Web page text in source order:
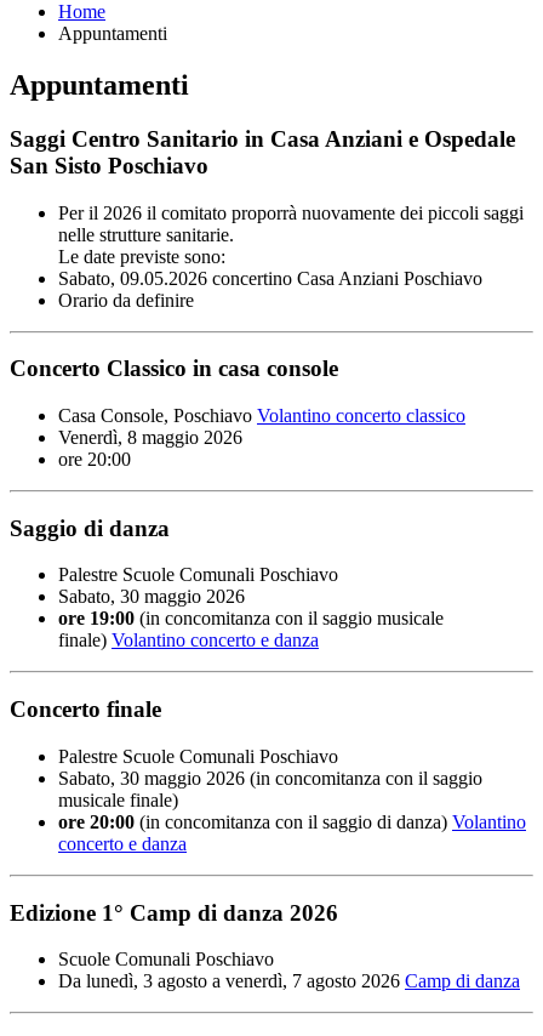
Home
Appuntamenti
Appuntamenti
Saggi Centro Sanitario in Casa Anziani e Ospedale
San Sisto Poschiavo
Per il 2026 il comitato proporrà nuovamente dei piccoli saggi
nelle strutture sanitarie.
Le date previste sono:
Sabato, 09.05.2026 concertino Casa Anziani Poschiavo
Orario da definire
Concerto Classico in casa console
Casa Console, Poschiavo Volantino concerto classico
Venerdì, 8 maggio 2026
ore 20:00
Saggio di danza
Palestre Scuole Comunali Poschiavo
Sabato, 30 maggio 2026
ore 19:00 (in concomitanza con il saggio musicale
finale) Volantino concerto e danza
Concerto finale
Palestre Scuole Comunali Poschiavo
Sabato, 30 maggio 2026 (in concomitanza con il saggio
musicale finale)
ore 20:00 (in concomitanza con il saggio di danza) Volantino
concerto e danza
Edizione 1° Camp di danza 2026
Scuole Comunali Poschiavo
Da lunedì, 3 agosto a venerdì, 7 agosto 2026 Camp di danza